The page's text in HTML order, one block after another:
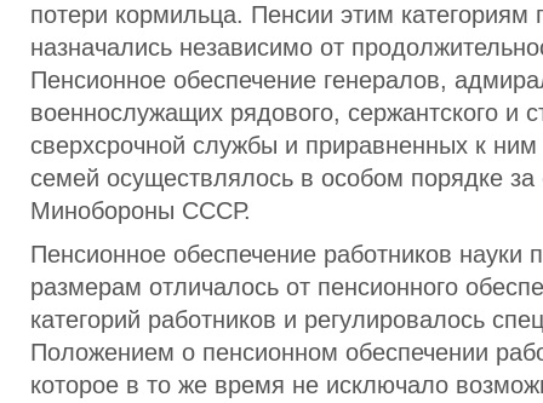
потери кормильца. Пенсии этим категориям
назначались независимо от
Пенсионное обеспечение генералов,
военнослужащих рядового, сержантского и
сверхсрочной службы и приравненных к
семей осуществлялось в особом порядке за
Минобороны СССР.
Пенсионное обеспечение работников науки
размерам отличалось от пенсионного
категорий работников и регулировалось
Положением о пенсионном обеспечении
которое в то же время не исключало